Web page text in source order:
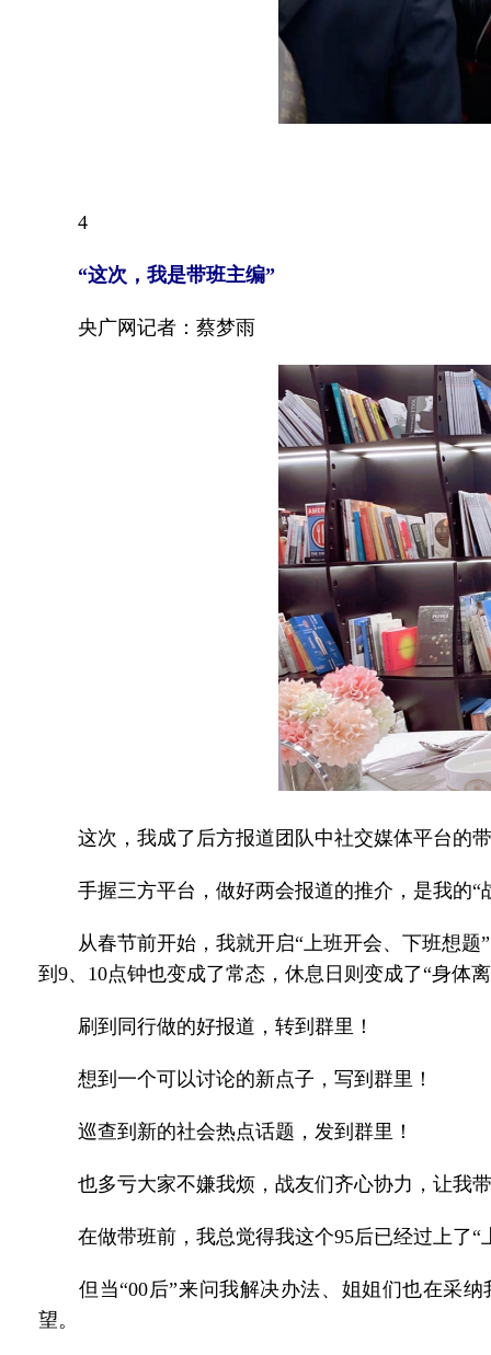
4
“这次，我是带班主编”
央广网记者：蔡梦雨
这次，我成了后方报道团队中社交媒体平台的带
手握三方平台，做好两会报道的推介，是我的“
从春节前开始，我就开启“上班开会、下班想题”
到9、10点钟也变成了常态，休息日则变成了“身体
刷到同行做的好报道，转到群里！
想到一个可以讨论的新点子，写到群里！
巡查到新的社会热点话题，发到群里！
也多亏大家不嫌我烦，战友们齐心协力，让我带
在做带班前，我总觉得我这个95后已经过上了“
但当“00后”来问我解决办法、姐姐们也在采纳
望。